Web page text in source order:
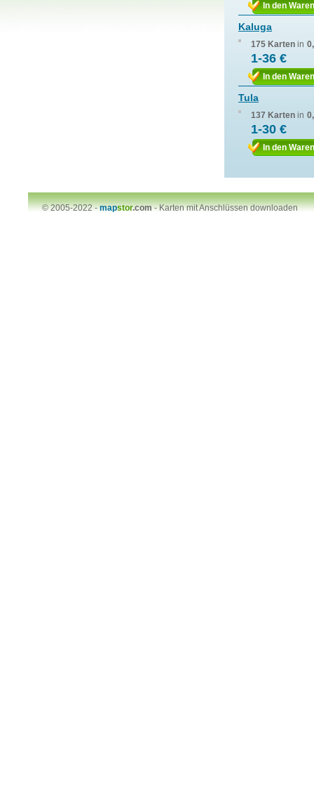
In den
Kaluga
175 Karten in
1-36 €
In den
Tula
137 Karten in
1-30 €
In den
© 2005-2022 -mapstor.com-Karten mit Anschlüssen downloaden